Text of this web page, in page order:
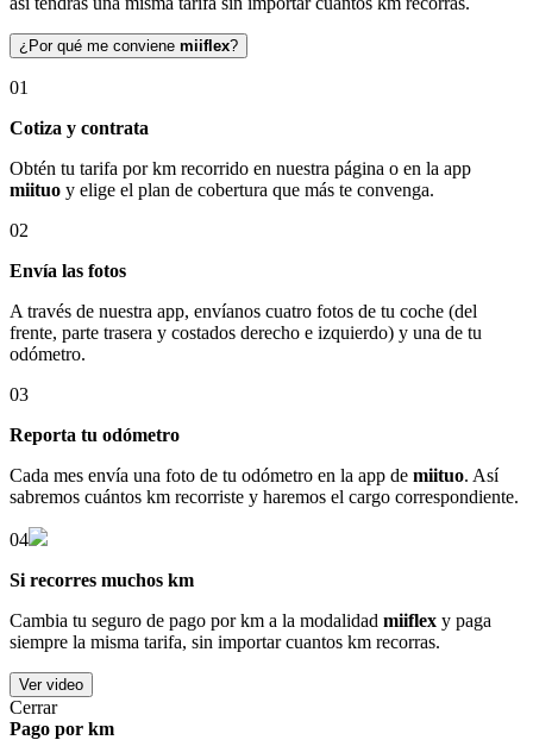
¿Por qué me conviene miiflex?
01
Cotiza y contrata
Obtén tu tarifa por km recorrido en nuestra página o en la app
miituo y elige el plan de cobertura que más te convenga.
02
Envía las fotos
A través de nuestra app, envíanos cuatro fotos de tu coche (del
frente, parte trasera y costados derecho e izquierdo) y una de tu
odómetro.
03
Reporta tu odómetro
Cada mes envía una foto de tu odómetro en la app de miituo. Así
sabremos cuántos km recorriste y haremos el cargo correspondiente.
04
Si recorres muchos km
Cambia tu seguro de pago por km a la modalidad miiflex y paga
siempre la misma tarifa, sin importar cuantos km recorras.
Ver video
Cerrar
Pago por km